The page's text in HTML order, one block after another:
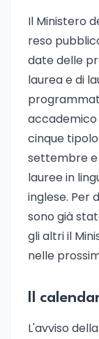
Il Ministero
reso
date delle
laurea e di
accademico
cinque
settembre e
lauree in
inglese. Per
sono già
gli altri il
nelle
Il
L'avviso